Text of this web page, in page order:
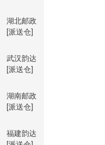
湖北邮政
[派送仓]
武汉韵达
[派送仓]
湖南邮政
[派送仓]
福建韵达